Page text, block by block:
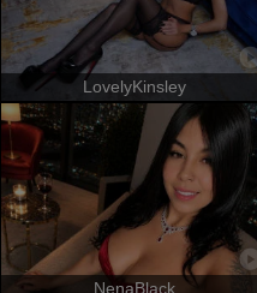
LovelyKinsley
NenaBlack